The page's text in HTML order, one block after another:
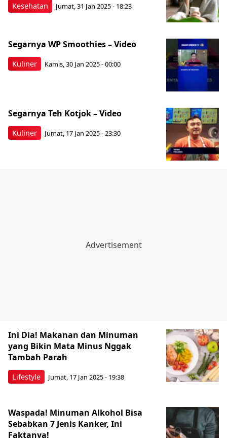
Kesehatan Jumat, 31 Jan 2025 - 18:23
Kuliner
Segarnya WP Smoothies – Video
Kamis, 30 Jan 2025 - 00:00
Kuliner
Segarnya Teh Kotjok – Video
Jumat, 17 Jan 2025 - 23:30
Lifestyle
Ini Dia! Makanan dan Minuman
yang Bikin Mata Minus Nggak
Tambah Parah
Jumat, 17 Jan 2025 - 19:38
Waspada! Minuman Alkohol Bisa
Sebabkan 7 Jenis Kanker, Ini
Faktanya!